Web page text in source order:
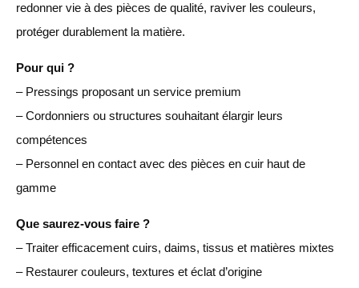
redonner vie à des pièces de qualité, raviver les couleurs,
protéger durablement la matière.
Pour qui ?
– Pressings proposant un service premium
– Cordonniers ou structures souhaitant élargir leurs
compétences
– Personnel en contact avec des pièces en cuir haut de
gamme
Que saurez-vous faire ?
– Traiter efficacement cuirs, daims, tissus et matières mixtes
– Restaurer couleurs, textures et éclat d’origine